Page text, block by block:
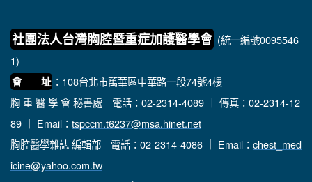
社團法人台灣胸腔暨重症加護醫學會 (統一編號0095546
1)
會 址 ：108台北市萬華區中華路一段74號4樓
胸 重 醫 學 會 秘書處 電話：02-2314-4089 ｜ 傳真：02-2314-12
89 ｜ Email： tspccm.t6237@msa.hinet.net
胸腔醫學雜誌 編輯部 電話：02-2314-4086 ｜ Email： chest_med
icine@yahoo.com.tw